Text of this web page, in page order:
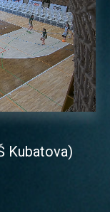
Kubatova)